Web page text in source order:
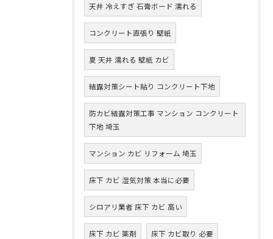
天井 冷えすぎ 石膏ボード 濡れる
コンクリート直張り 壁紙
夏 天井 濡れる 壁紙 カビ
結露対策シート貼り コンクリート下地
防カビ結露対策工事 マンション コンクリート
下地 埼玉
マンション カビ リフォーム 埼玉
床下 カビ 湿気対策 本当に必要
シロアリ業者 床下 カビ 高い
床下 カビ 薬剤 床下 カビ取り 必要